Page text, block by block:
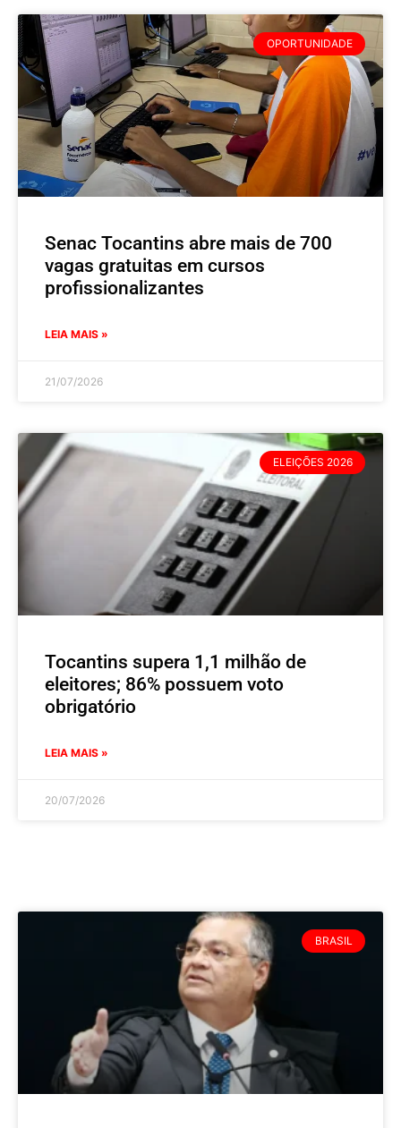
OPORTUNIDADE
Senac Tocantins abre mais de 700
vagas gratuitas em cursos
profissionalizantes
LEIA MAIS »
21/07/2026
ELEIÇÕES 2026
Tocantins supera 1,1 milhão de
eleitores; 86% possuem voto
obrigatório
LEIA MAIS »
20/07/2026
BRASIL